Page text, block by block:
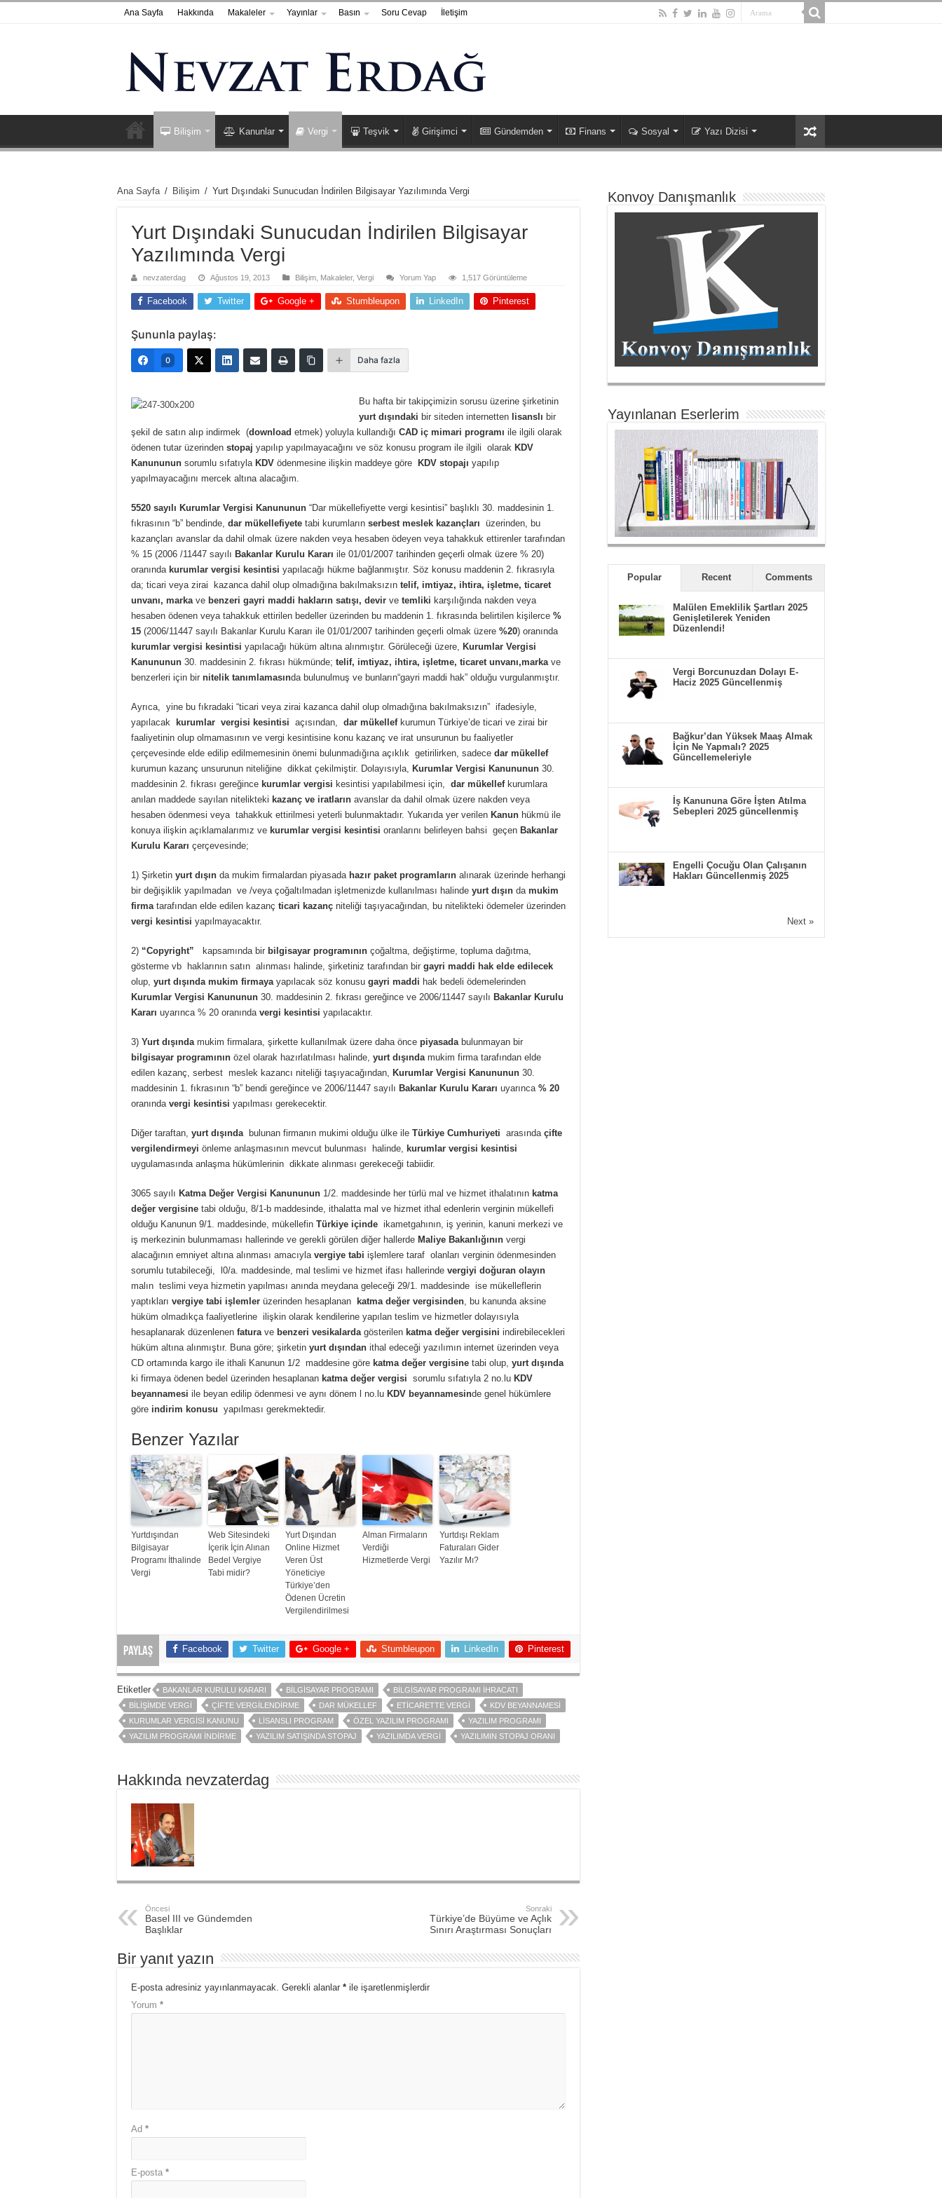
Ana Sayfa Hakkında Makaleler Yayınlar Basın Soru Cevap İletişim
Bilişim Kanunlar Vergi Teşvik Girişimci Gündemden Finans Sosyal Yazı Dizisi
Ana Sayfa / Bilişim / Yurt Dışındaki Sunucudan İndirilen Bilgisayar Yazılımında Vergi
Yurt Dışındaki Sunucudan İndirilen Bilgisayar
Yazılımında Vergi
nevzaterdag Ağustos 19, 2013 Bilişim Makaleler, Vergi Yorum Yap 1,517 Görüntüleme
Facebook Twitter Google + Stumbleupon LinkedIn Pinterest
Şununla paylaş:
0 Daha fazla
Bu hafta bir takipçimizin sorusu üzerine şirketinin
yurt dışındaki bir siteden internetten lisanslı bir
şekil de satın alıp indirmek (download etmek) yoluyla kullandığı CAD iç mimari programı ile ilgili olarak
ödenen tutar üzerinden stopaj yapılıp yapılmayacağını ve söz konusu program ile ilgili olarak KDV
Kanununun sorumlu sıfatıyla KDV ödenmesine ilişkin maddeye göre KDV stopajı yapılıp
yapılmayacağını mercek altına alacağım.
5520 sayılı Kurumlar Vergisi Kanununun “Dar mükellefiyette vergi kesintisi” başlıklı 30. maddesinin 1.
fıkrasının “b” bendinde, dar mükellefiyete tabi kurumların serbest meslek kazançları üzerinden, bu
kazançları avanslar da dahil olmak üzere nakden veya hesaben ödeyen veya tahakkuk ettirenler tarafından
% 15 (2006 /11447 sayılı Bakanlar Kurulu Kararı ile 01/01/2007 tarihinden geçerli olmak üzere % 20)
oranındakurumlar vergisi kesintisi yapılacağı hükme bağlanmıştır. Söz konusu maddenin 2. fıkrasıyla
da; ticari veya zirai kazanca dahil olup olmadığına bakılmaksızın telif, imtiyaz, ihtira, işletme, ticaret
unvanı, markave benzeri gayri maddi hakların satışı, devir ve temliki karşılığında nakden veya
hesaben ödenen veya tahakkuk ettirilen bedeller üzerinden bu maddenin 1. fıkrasında belirtilen kişilerce %
15 (2006/11447 sayılı Bakanlar Kurulu Kararı ile 01/01/2007 tarihinden geçerli olmak üzere %20) oranında
kurumlar vergisi kesintisi yapılacağı hüküm altına alınmıştır. Görüleceği üzere, Kurumlar Vergisi
Kanununun 30. maddesinin 2. fıkrası hükmünde; telif, imtiyaz, ihtira, işletme, ticaret unvanı,markave
benzerleri için bir nitelik tanımlamasında bulunulmuş ve bunların“gayri maddi hak” olduğu vurgulanmıştır.
Ayrıca, yine bu fıkradaki “ticari veya zirai kazanca dahil olup olmadığına bakılmaksızın” ifadesiyle,
yapılacak
kurumlar vergisi kesintisi açısından, dar mükellefkurumun Türkiye’de ticari ve zirai bir
faaliyetinin olup olmamasının ve vergi kesintisine konu kazanç ve irat unsurunun bu faaliyetler
çerçevesinde elde edilip edilmemesinin önemi bulunmadığına açıklık getirilirken, sadece dar mükellef
kurumun kazanç unsurunun niteliğine dikkat çekilmiştir. Dolayısıyla, Kurumlar Vergisi Kanununun 30.
maddesinin 2. fıkrası gereğince kurumlar vergisi kesintisi yapılabilmesi için, dar mükellefkurumlara
anılan maddede sayılan nitelikteki kazanç ve iratların avanslar da dahil olmak üzere nakden veya
hesaben ödenmesi veya tahakkuk ettirilmesi yeterli bulunmaktadır. Yukarıda yer verilen Kanun hükmü ile
konuya ilişkin açıklamalarımız ve kurumlar vergisi kesintisi oranlarını belirleyen bahsi geçen Bakanlar
Kurulu Kararı çerçevesinde;
1) Şirketin yurt dışın da mukim firmalardan piyasada hazır paket programların alınarak üzerinde herhangi
bir değişiklik yapılmadan ve /veya çoğaltılmadan işletmenizde kullanılması halinde yurt dışın da mukim
firmatarafından elde edilen kazanç ticari kazanç niteliği taşıyacağından, bu nitelikteki ödemeler üzerinden
vergi kesintisi yapılmayacaktır.
2) “Copyright” kapsamında bir bilgisayar programının çoğaltma, değiştirme, topluma dağıtma,
gösterme vb haklarının satın alınması halinde, şirketiniz tarafından bir gayri maddi hak elde edilecek
olup, yurt dışında mukim firmayayapılacak söz konusu gayri maddi hak bedeli ödemelerinden
Kurumlar Vergisi Kanununun 30. maddesinin 2. fıkrası gereğince ve 2006/11447 sayılı Bakanlar Kurulu
Kararı uyarınca % 20 oranında vergi kesintisi yapılacaktır.
3) Yurt dışındamukim firmalara, şirkette kullanılmak üzere daha önce piyasadabulunmayan bir
bilgisayar programının özel olarak hazırlatılması halinde, yurt dışındamukim firma tarafından elde
edilen kazanç, serbest meslek kazancı niteliği taşıyacağından, Kurumlar Vergisi Kanununun 30.
maddesinin 1. fıkrasının “b” bendi gereğince ve 2006/11447 sayılı Bakanlar Kurulu Kararı uyarınca% 20
oranında vergi kesintisi yapılması gerekecektir.
Diğer taraftan, yurt dışında bulunan firmanın mukimi olduğu ülke ile Türkiye Cumhuriyeti arasındaçifte
vergilendirmeyi önleme anlaşmasının mevcut bulunması halinde, kurumlar vergisi kesintisi
uygulamasında anlaşma hükümlerinin dikkate alınması gerekeceği tabiidir.
3065 sayılı Katma Değer Vergisi Kanununun 1/2. maddesinde her türlü mal ve hizmet ithalatının katma
değer vergisine tabi olduğu, 8/1-b maddesinde, ithalatta mal ve hizmet ithal edenlerin verginin mükellefi
olduğu Kanunun 9/1. maddesinde, mükellefin Türkiye içinde ikametgahının, iş yerinin, kanuni merkezi ve
iş merkezinin bulunmaması hallerinde ve gerekli görülen diğer hallerde Maliye Bakanlığının vergi
alacağının emniyet altına alınması amacıyla vergiye tabi işlemlere taraf olanları verginin ödenmesinden
sorumlu tutabileceği, l0/a. maddesinde, mal teslimi ve hizmet ifası hallerinde vergiyi doğuran olayın
malın teslimi veya hizmetin yapılması anında meydana geleceği 29/1. maddesinde ise mükelleflerin
yaptıkları vergiye tabi işlemler üzerinden hesaplanan katma değer vergisinden, bu kanunda aksine
hüküm olmadıkça faaliyetlerine ilişkin olarak kendilerine yapılan teslim ve hizmetler dolayısıyla
hesaplanarak düzenlenen faturave benzeri vesikalardagösterilen katma değer vergisini indirebilecekleri
hüküm altına alınmıştır. Buna göre; şirketin yurt dışından ithal edeceği yazılımın internet üzerinden veya
CD ortamında kargo ile ithali Kanunun 1/2 maddesine göre katma değer vergisine tabi olup, yurt dışında
ki firmaya ödenen bedel üzerinden hesaplanan katma değer vergisi sorumlu sıfatıyla 2 no.lu KDV
beyannamesi ile beyan edilip ödenmesi ve aynı dönem l no.lu KDV beyannamesinde genel hükümlere
göre indirim konusu yapılması gerekmektedir.
Benzer Yazılar
Yurtdışından
Bilgisayar
Programı İthalinde
Vergi
Web Sitesindeki
İçerik İçin Alınan
Bedel Vergiye
Tabi midir?
Yurt Dışından
Online Hizmet
Veren Üst
Yöneticiye
Türkiye’den
Ödenen Ücretin
Vergilendirilmesi
Alman Firmaların
Verdiği
Hizmetlerde Vergi
Yurtdışı Reklam
Faturaları Gider
Yazılır Mı?
Paylaş Facebook Twitter Google + Stumbleupon LinkedIn Pinterest
Etiketler BAKANLAR KURULU KARARI BILGISAYAR PROGRAMI
BILGISAYAR PROGRAMI İHRACATI
BILIŞIMDE VERGI
ÇIFTE VERGILENDIRME DAR MÜKELLEF ETICARETTE VERGI
KDV BEYANNAMESI
KURUMLAR VERGISI KANUNU
LISANSLI PROGRAM ÖZEL YAZILIM PROGRAMI
YAZILIM PROGRAMI
YAZILIM PROGRAMI İNDIRME
YAZILIM SATIŞINDA STOPAJ YAZILIMDA VERGI YAZILIMIN STOPAJ ORANI
Hakkında nevzaterdag
Öncesi
Basel III ve Gündemden
Başlıklar
Sonraki
Türkiye’de Büyüme ve Açlık
Sınırı Araştırması Sonuçları
Bir yanıt yazın
E-posta adresiniz yayınlanmayacak. Gerekli alanlar * ile işaretlenmişlerdir
Yorum *
Ad *
E-posta *
Konvoy Danışmanlık
Yayınlanan Eserlerim
Popular Recent Comments
Malülen Emeklilik Şartları 2025
Genişletilerek Yeniden
Düzenlendi!
Vergi Borcunuzdan Dolayı E-
Haciz 2025 Güncellenmiş
Bağkur’dan Yüksek Maaş Almak
İçin Ne Yapmalı? 2025
Güncellemeleriyle
İş Kanununa Göre İşten Atılma
Sebepleri 2025 güncellenmiş
Engelli Çocuğu Olan Çalışanın
Hakları Güncellenmiş 2025
Next »